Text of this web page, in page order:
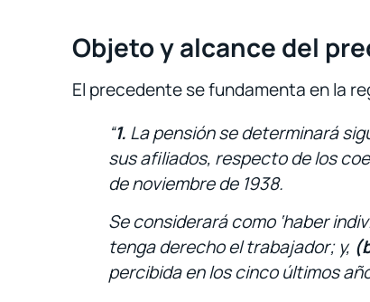
Objeto y alcance del
El precedente se fundamenta en la
“1. La pensión se determinará
sus afiliados, respecto de los
de noviembre de 1938.
Se considerará como ‘haber
tenga derecho el trabajador; y,
percibida en los cinco últimos